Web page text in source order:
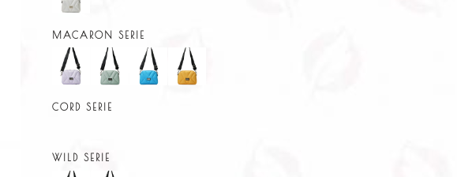
MACARON SERIE
CORD SERIE
WILD SERIE